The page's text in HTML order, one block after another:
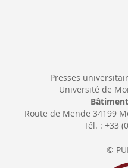
Presses
Université de
Route de Mende 34199
Tél. : +33
©